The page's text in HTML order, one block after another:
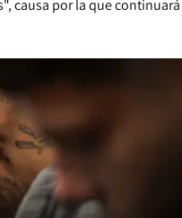
causa por la que continuará